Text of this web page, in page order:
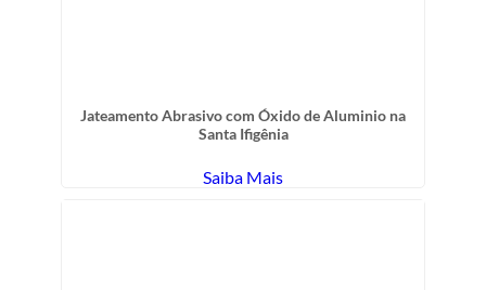
Jateamento Abrasivo com Óxido de Aluminio na
Santa Ifigênia
Saiba Mais